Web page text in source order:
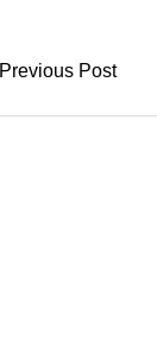
Previous Post